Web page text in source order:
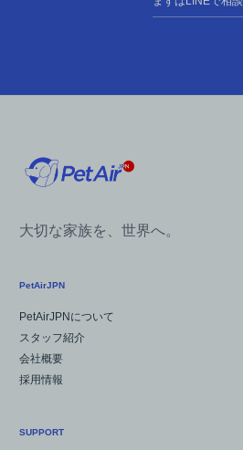
大切な家族を、世界へ。
PetAirJPN
PetAirJPNについて
スタッフ紹介
会社概要
採用情報
SUPPORT